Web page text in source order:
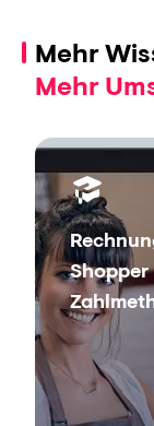
Mehr
Mehr